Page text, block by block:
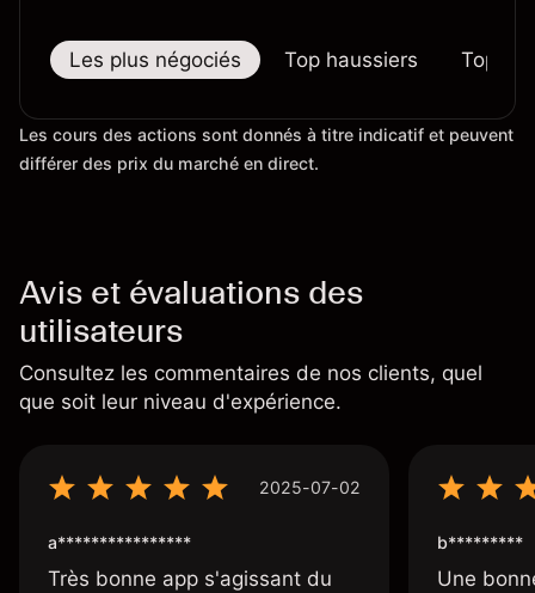
Les plus négociés Top haussiers Top
Les cours des actions sont donnés à titre indicatif et peuvent
différer des prix du marché en direct.
Avis et évaluations des
utilisateurs
Consultez les commentaires de nos clients, quel
que soit leur niveau d'expérience.
2025-07-02
a****************
Très bonne app s'agissant du
b*********
Une